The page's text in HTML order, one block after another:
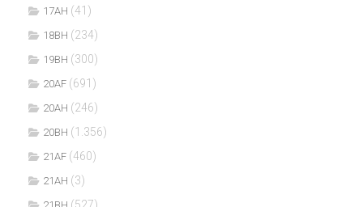
17AH (41)
18BH (234)
19BH (300)
20AF (691)
20AH (246)
20BH (1.356)
21AF (460)
21AH (3)